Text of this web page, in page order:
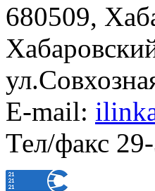
680509,
E-mail:
Тел/факс